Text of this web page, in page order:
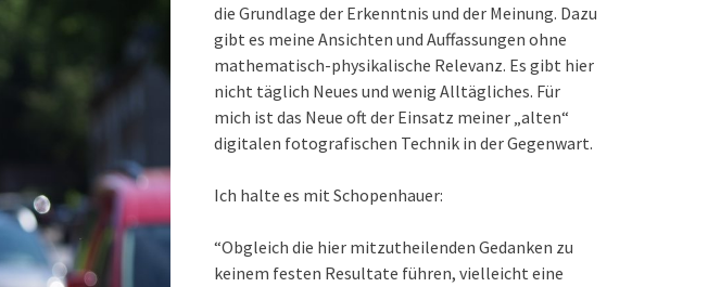
die Grundlage der Erkenntnis und der Meinung. Dazu
gibt es meine Ansichten und Auffassungen ohne
mathematisch-physikalische Relevanz. Es gibt hier
nicht täglich Neues und wenig Alltägliches. Für
mich ist das Neue oft der Einsatz meiner „alten“
digitalen fotografischen Technik in der Gegenwart.
Ich halte es mit Schopenhauer:
“Obgleich die hier mitzutheilenden Gedanken zu
keinem festen Resultate führen, vielleicht eine